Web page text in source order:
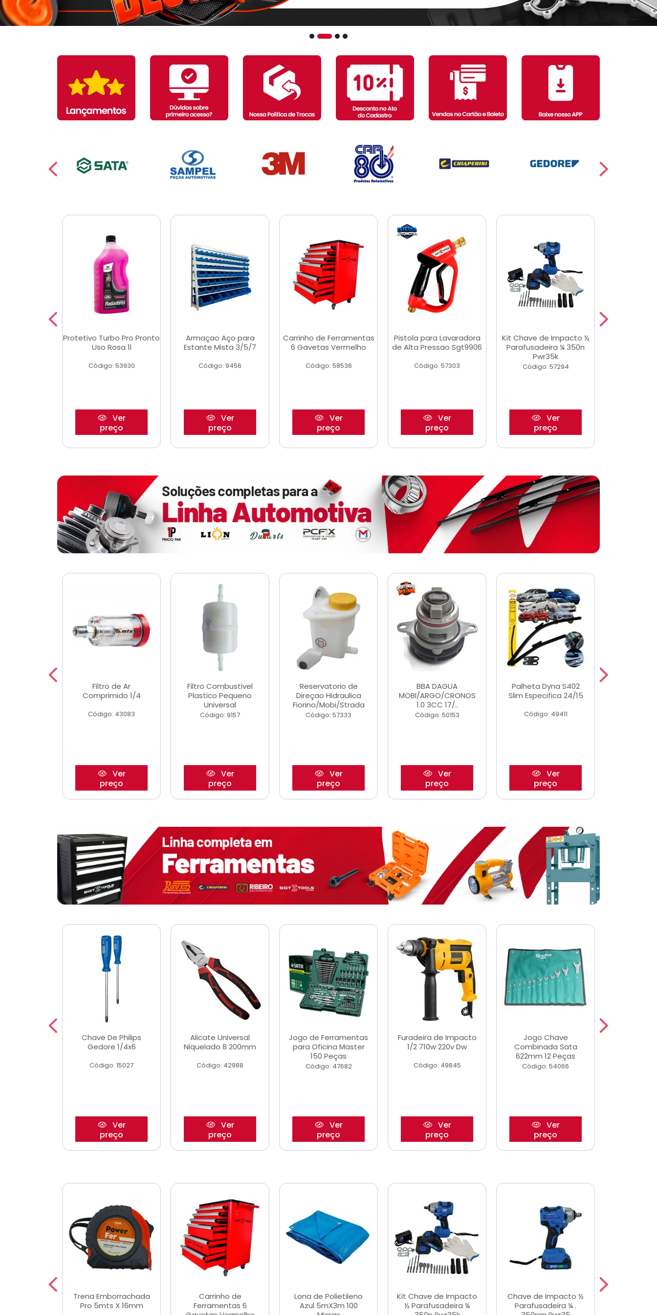
Protetivo Turbo Pro Pronto
Uso Rosa 1l
Código: 53930
Ver
preço
Armaçao Aço para
Estante Mista 3/5/7
Código: 9456
Ver
preço
Carrinho de Ferramentas
6 Gavetas Vermelho
Código: 58536
Ver
preço
Pistola para Lavaradora
de Alta Pressao Sgt9906
Código: 57303
Ver
preço
Kit Chave de Impacto ½
Parafusadeira ¼ 350n
Pwr35k
Código: 57294
Ver
preço
Filtro de Ar
Comprimido 1/4
Código: 43083
Ver
preço
Filtro Combustivel
Plastico Pequeno
Universal
Código: 9157
Ver
preço
Reservatorio de
Direçao Hidraulica
Fiorino/Mobi/Strada
Código: 57333
Ver
preço
BBA DAGUA
MOBI/ARGO/CRONOS
1.0 3CC 17/..
Código: 50153
Ver
preço
Palheta Dyna S402
Slim Especifica 24/15
Código: 49411
Ver
preço
Chave De Philips
Gedore 1/4x6
Código: 15027
Ver
preço
Alicate Universal
Niquelado 8 200mm
Código: 42988
Ver
preço
Jogo de Ferramentas
para Oficina Master
150 Peças
Código: 47682
Ver
preço
Furadeira de Impacto
1/2 710w 220v Dw
Código: 49845
Ver
preço
Jogo Chave
Combinada Sata
622mm 12 Peças
Código: 54066
Ver
preço
Trena Emborrachada
Pro 5mts X 16mm
Carrinho de
Ferramentas 6
Lona de Polietileno
Azul 5mX3m 100
Kit Chave de Impacto
½ Parafusadeira ¼
Chave de Impacto ½
Parafusadeira ¼ .